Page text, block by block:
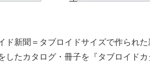
ド新聞＝タブロイドサイズで作られ
したカタログ・冊子を『タブロイド